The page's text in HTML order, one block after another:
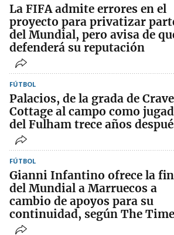
La FIFA admite errores en el
proyecto para privatizar
del Mundial, pero avisa de
defenderá su reputación
FÚTBOL
Palacios, de la grada de
Cottage al campo como
del Fulham trece años
FÚTBOL
Gianni Infantino ofrece la
del Mundial a Marruecos a
cambio de apoyos para su
continuidad, según The